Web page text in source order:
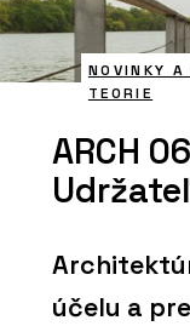
NOVINKY A
TEORIE
ARCH
účelu a